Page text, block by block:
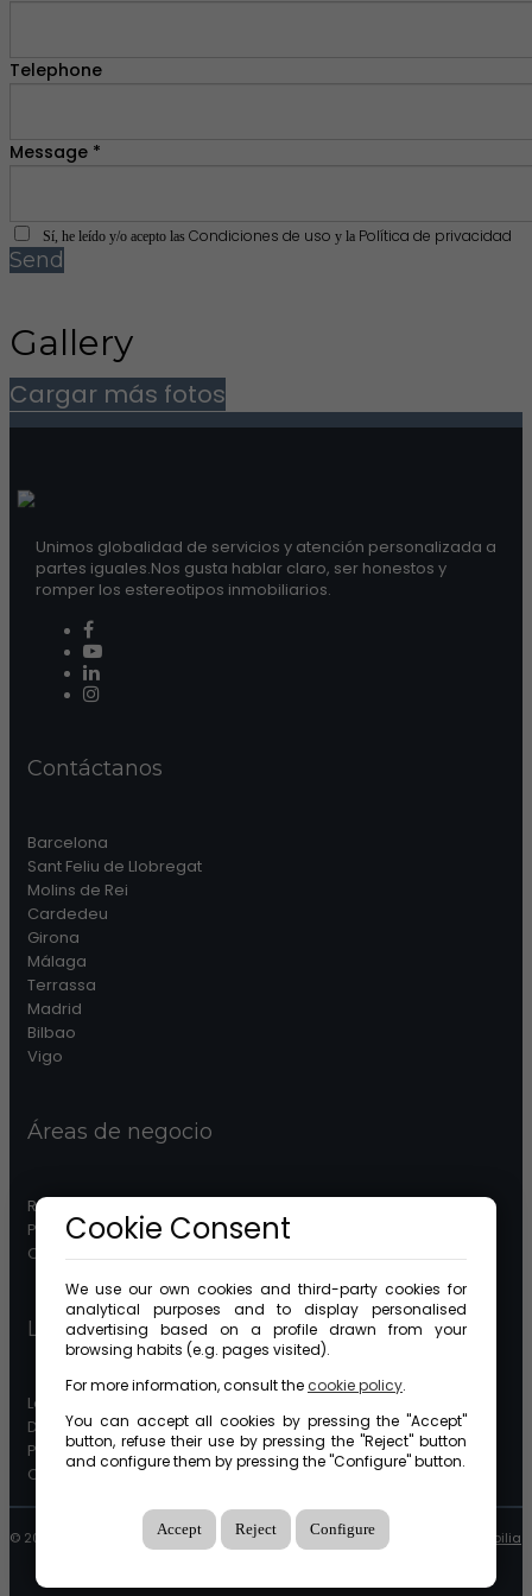
Telephone
Message *
Sí, he leído y/o acepto las Condiciones de uso y la Política de privacidad
Send
Gallery
Cargar más fotos
Unimos globalidad de servicios y atención personalizada a
partes iguales.Nos gusta hablar claro, ser honestos y
romper los estereotipos inmobiliarios.
Contáctanos
Barcelona
Sant Feliu de Llobregat
Molins de Rei
Cardedeu
Girona
Málaga
Terrassa
Madrid
Bilbao
Vigo
Áreas de negocio
Real Estate
Patrimonios
Comunidades
Legal
Legal advice
Data protection
Política de cookies
Canal ético
© 2026 GuinotPrunera Todos los derechos reservados | Designed by Mobilia
Cookie Consent
We use our own cookies and third-party cookies for
analytical purposes and to display personalised
advertising based on a profile drawn from your
browsing habits (e.g. pages visited).
For more information, consult thecookie policy.
You can accept all cookies by pressing the "Accept"
button, refuse their use by pressing the "Reject" button
and configure them by pressing the "Configure" button.
Accept Reject Configure